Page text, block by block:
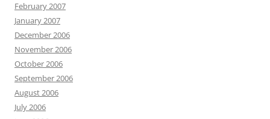
February 2007
January 2007
December 2006
November 2006
October 2006
September 2006
August 2006
July 2006